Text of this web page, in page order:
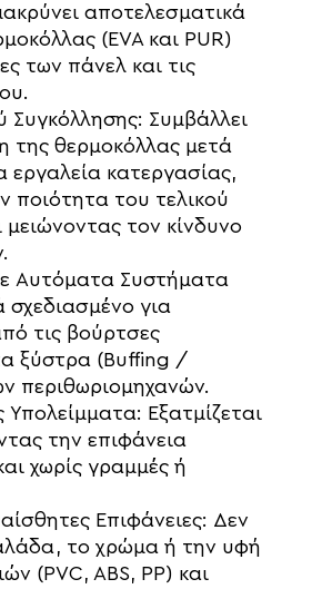
αποτελεσματικά
(EVA και PUR)
των πάνελ και τις
Συγκόλλησης: Συμβάλλει
της θερμοκόλλας μετά
εργαλεία κατεργασίας,
ποιότητα του τελικού
μειώνοντας τον κίνδυνο
Αυτόματα Συστήματα
σχεδιασμένο για
τις βούρτσες
ξύστρα (Buffing /
περιθωριομηχανών.
Υπολείμματα: Εξατμίζεται
την επιφάνεια
χωρίς γραμμές ή
Επιφάνειες: Δεν
το χρώμα ή την υφή
(PVC, ABS, PP) και